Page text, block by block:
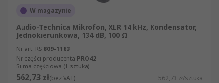
W magazynie
Audio-Technica Mikrofon, XLR 14 kHz, Kondensator,
Jednokierunkowa, 134 dB, 100 Ω
Nr art. RS 809-1183
Nr części producenta PRO42
Suma częściowa (1 sztuka)
562,73 zł(bez VAT) 562,73 zł/sztuka